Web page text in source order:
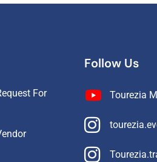
For
Follow Us
Tourezia